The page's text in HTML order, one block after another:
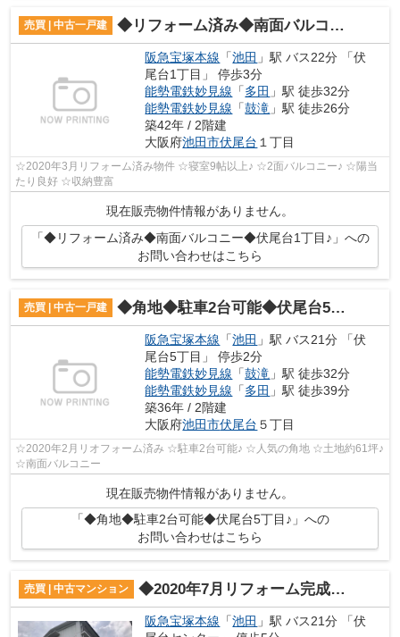
売買 | 中古一戸建 ◆リフォーム済み◆南面バルコニー◆伏尾台1丁目♪
阪急宝塚本線 「池田 」駅 バス22分 「伏
尾台1丁目」 停歩3分
能勢電鉄妙見線 「多田 」駅 徒歩32分
能勢電鉄妙見線 「鼓滝 」駅 徒歩26分
築42年 / 2階建
大阪府池田市伏尾台 １丁目
☆2020年3月リフォーム済み物件 ☆寝室9帖以上♪ ☆2面バルコニー♪ ☆陽当
たり良好 ☆収納豊富
現在販売物件情報がありません。
「◆リフォーム済み◆南面バルコニー◆伏尾台1丁目♪」への
お問い合わせはこちら
売買 | 中古一戸建 ◆角地◆駐車2台可能◆伏尾台5丁目♪
阪急宝塚本線 「池田 」駅 バス21分 「伏
尾台5丁目」 停歩2分
能勢電鉄妙見線 「鼓滝 」駅 徒歩32分
能勢電鉄妙見線 「多田 」駅 徒歩39分
築36年 / 2階建
大阪府池田市伏尾台 ５丁目
☆2020年2月リオフォーム済み ☆駐車2台可能♪ ☆人気の角地 ☆土地約61坪♪
☆南面バルコニー
現在販売物件情報がありません。
「◆角地◆駐車2台可能◆伏尾台5丁目♪」への
お問い合わせはこちら
売買 | 中古マンション ◆2020年7月リフォーム完成予定◆専用庭付◆伏尾台A団地3号棟♪
阪急宝塚本線 「池田 」駅 バス21分 「伏